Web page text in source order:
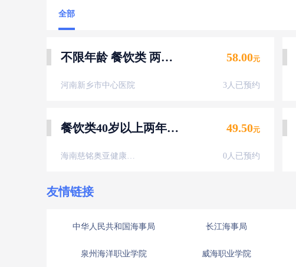
全部
不限年龄 餐饮类 两年健康证体检（男女不限） 58.00元
河南新乡市中心医院 3人已预约
餐饮类40岁以上两年健康证-男性 49.50元
海南慈铭奥亚健康体检中心 0人已预约
友情链接
中华人民共和国海事局 长江海事局
泉州海洋职业学院 威海职业学院